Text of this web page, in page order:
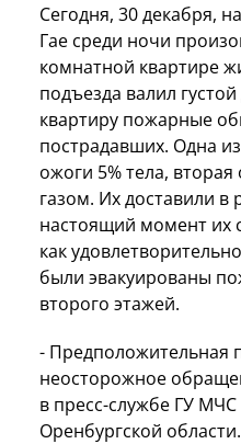
Сегодня, 30 декабря,
Гае среди ночи
комнатной квартире
подъезда валил
квартиру пожарные
пострадавших. Одна
ожоги 5% тела,
газом. Их доставили
настоящий момент их
как
были эвакуированы
второго этажей.
- Предположительная
неосторожное
в пресс-службе ГУ
Оренбургской области.